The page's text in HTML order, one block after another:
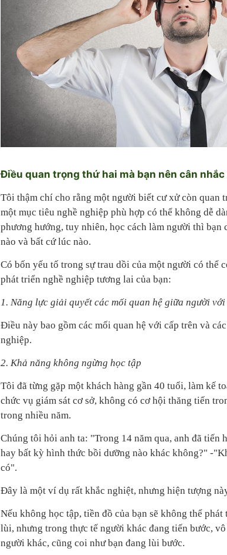
Điều quan trọng thứ hai mà bạn nên cân
Tôi thậm chí cho rằng một người biết cư xử còn quan
một mục tiêu nghề nghiệp phù hợp có thể không dễ
phương hướng, tuy nhiên, học cách làm người thì
nào và bất cứ lúc nào.
Có bốn yếu tố trong sự trau dồi của một người có thể
phát triển nghề nghiệp tương lai của bạn:
1. Năng lực giải quyết các mối quan hệ giữa người
Điều này bao gồm các mối quan hệ với cấp trên và
nghiệp.
2. Khả năng không ngừng học tập
Tôi đã từng gặp một khách hàng gần 40 tuổi, làm kế
chức vụ giám sát cơ sở, không có cơ hội thăng tiến
trong nhiều năm.
Chúng tôi hỏi anh ta: "Trong 14 năm qua, anh đã tiến
hay bất kỳ hình thức bồi dưỡng nào khác không?" -
có".
Đây là một ví dụ rất khắc nghiệt, nhưng hiện tượng
Nếu không học tập, tiền đồ của bạn sẽ không thể
lùi, nhưng trong thực tế người khác đang tiến bước,
người khác, cũng coi như bạn đang lùi bước.